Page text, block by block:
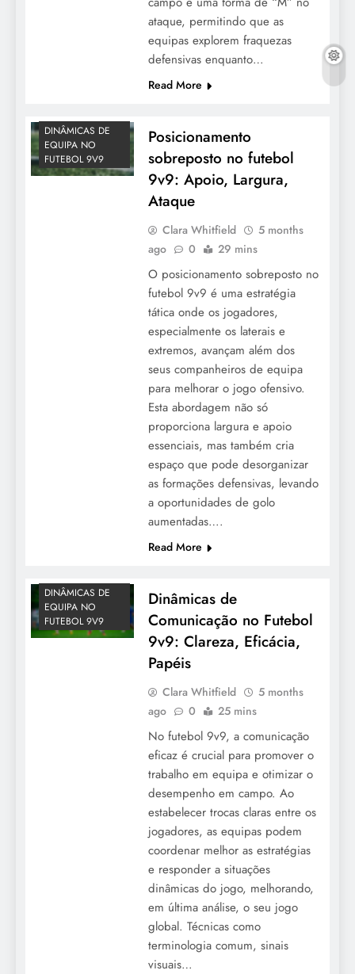
ataque, permitindo que as
equipas explorem fraquezas
defensivas enquanto…
Read More
DINÂMICAS DE
EQUIPA NO
FUTEBOL 9V9
Posicionamento
sobreposto no futebol
9v9: Apoio, Largura,
Ataque
Clara Whitfield
5 months
ago
0 29 mins
O posicionamento sobreposto no
futebol 9v9 é uma estratégia
tática onde os jogadores,
especialmente os laterais e
extremos, avançam além dos
seus companheiros de equipa
para melhorar o jogo ofensivo.
Esta abordagem não só
proporciona largura e apoio
essenciais, mas também cria
espaço que pode desorganizar
as formações defensivas, levando
a oportunidades de golo
aumentadas….
Read More
DINÂMICAS DE
EQUIPA NO
FUTEBOL 9V9
Dinâmicas de
Comunicação no Futebol
9v9: Clareza, Eficácia,
Papéis
Clara Whitfield
5 months
ago
0 25 mins
No futebol 9v9, a comunicação
eficaz é crucial para promover o
trabalho em equipa e otimizar o
desempenho em campo. Ao
estabelecer trocas claras entre os
jogadores, as equipas podem
coordenar melhor as estratégias
e responder a situações
dinâmicas do jogo, melhorando,
em última análise, o seu jogo
global. Técnicas como
terminologia comum, sinais
visuais…